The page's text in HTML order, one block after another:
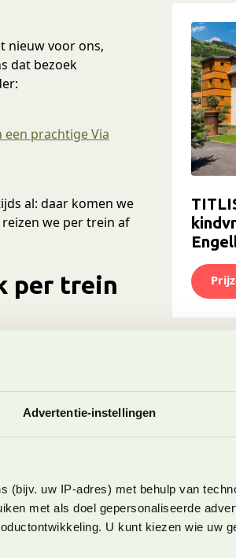
Advertentie-instellingen
(bijv. uw IP-adres) met behulp van
met als doel gepersonaliseerde
U kunt kiezen wie uw
nieuw voor ons,
dat bezoek
prachtige Via
al: daar komen we
we per trein af
per trein
naar Engelberg.
komen in Basel.
naar Engelberg.
aparte Globi
kinder mascotte
die je kunt
borden tegen met
woord kan je bij